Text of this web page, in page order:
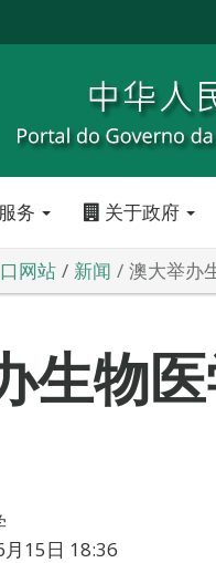
务 关于政府
网站 新闻 澳大举办
生物
15日 18:36